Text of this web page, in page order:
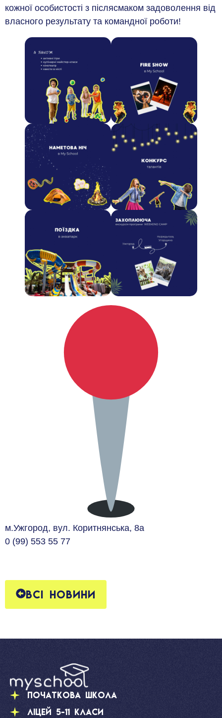
кожної особистості з післясмаком задоволення від
власного результату та командної роботи!
м.Ужгород, вул. Коритнянська, 8а
0 (99) 553 55 77
Всі новини
Початкова школа
Ліцей 5-11 класи